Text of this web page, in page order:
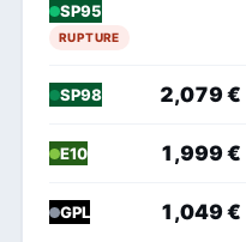
SP95
RUPTURE
SP98 2,079 €
E10 1,999 €
GPL 1,049 €